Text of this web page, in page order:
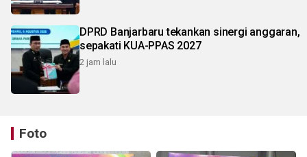
DPRD Banjarbaru tekankan sinergi anggaran,
sepakati KUA-PPAS 2027
2 jam lalu
Foto